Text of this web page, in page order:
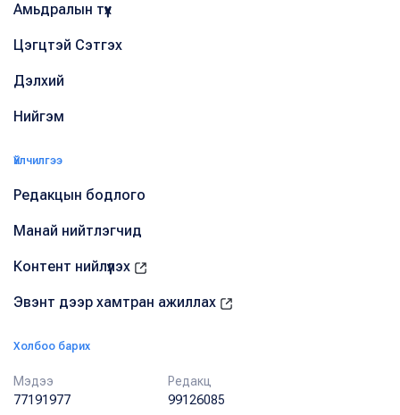
Амьдралын түүх
Цэгцтэй Сэтгэх
Дэлхий
Нийгэм
Үйлчилгээ
Редакцын бодлого
Манай нийтлэгчид
Контент нийлүүлэх
Эвэнт дээр хамтран ажиллах
Холбоо барих
Мэдээ
77191977
Редакц
99126085